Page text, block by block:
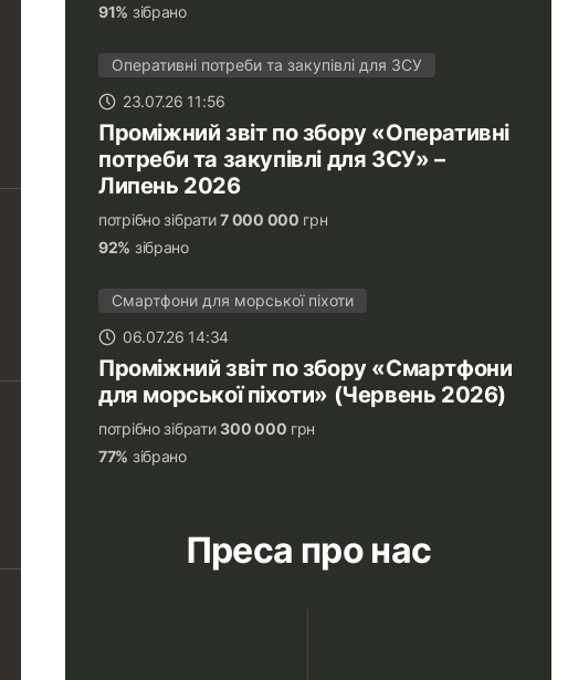
91% зібрано
Оперативні потреби та закупівлі для ЗСУ
23.07.26 11:56
Проміжний звіт по збору «Оперативні
потреби та закупівлі для ЗСУ» –
Липень 2026
потрібно зібрати7 000 000 грн
92% зібрано
Смартфони для морської піхоти
06.07.26 14:34
Проміжний звіт по збору «Смартфони
для морської піхоти» (Червень 2026)
потрібно зібрати300 000 грн
77% зібрано
Преса про нас